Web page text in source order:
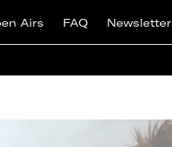
Airs FAQ Newsletter